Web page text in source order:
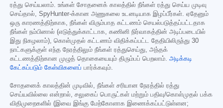
ரத்து செய்யலாம். உங்கள் சோதனைக் காலத்தில் நீங்கள் ரத்து செய்ய முடிவு
செய்தால், SpyHunter-க்கான அணுகலை உடனடியாக இழப்பீர்கள். ஏதேனும்
ஒரு காரணத்திற்காக, நீங்கள் விரும்பாத கட்டணம் செயல்படுத்தப்பட்டதாக
நீங்கள் நம்பினால் (எடுத்துக்காட்டாக, கணினி நிர்வாகத்தின் அடிப்படையில்
இது நிகழலாம்), கொள்முதல் கட்டணம் விதிக்கப்பட்ட தேதியிலிருந்து 30
நாட்களுக்குள் எந்த நேரத்திலும் நீங்கள் ரத்துசெய்து, அந்தக்
கட்டணத்திற்கான முழுத் தொகையையும் திரும்பப் பெறலாம். அடிக்கடி
கேட்கப்படும் கேள்விகளைப் பார்க்கவும்.
சோதனைக் காலத்தின் முடிவில், நீங்கள் சரியான நேரத்தில் ரத்து
செய்யவில்லை என்றால், சலுகைப் பொருட்கள் மற்றும் பதிவு/கொள்முதல் பக்க
விதிமுறைகளில் (இவை இங்கு மேற்கோளாக இணைக்கப்பட்டுள்ளன;